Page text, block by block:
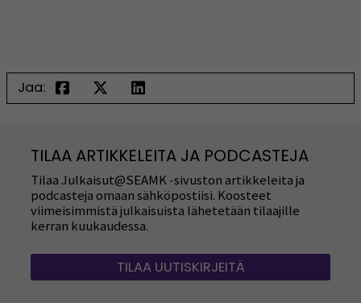
Jaa:
TILAA ARTIKKELEITA JA PODCASTEJA
Tilaa Julkaisut@SEAMK -sivuston artikkeleita ja
podcasteja omaan sähköpostiisi. Koosteet
viimeisimmistä julkaisuista lähetetään tilaajille
kerran kuukaudessa.
TILAA UUTISKIRJEITÄ